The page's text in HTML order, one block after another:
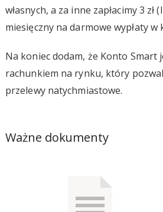
własnych, a za inne zapłacimy 3 zł
miesięczny na darmowe wypłaty w
Na koniec dodam, że Konto Smart
rachunkiem na rynku, który
przelewy natychmiastowe.
Ważne dokumenty